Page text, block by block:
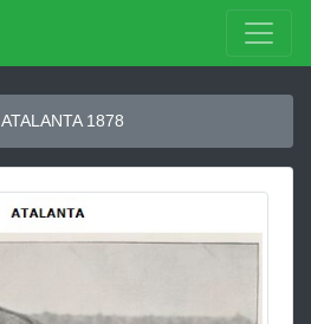
ATALANTA 1878